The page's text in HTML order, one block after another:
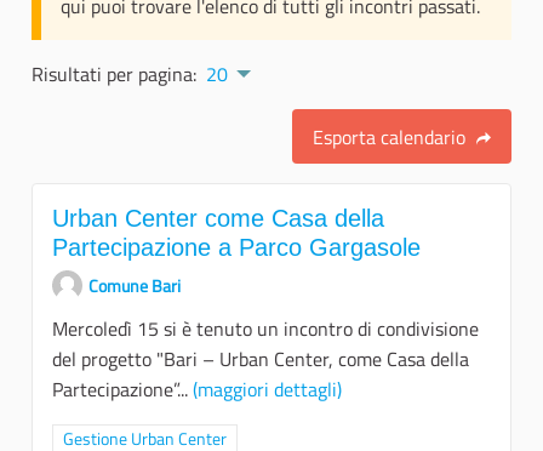
qui puoi trovare l'elenco di tutti gli incontri passati.
Risultati per pagina: 20
Esporta calendario
Urban Center come Casa della
Partecipazione a Parco Gargasole
Comune Bari
Mercoledì 15 si è tenuto un incontro di condivisione
del progetto "Bari – Urban Center, come Casa della
Partecipazione”...(maggiori dettagli)
Filtra i risultati per categoria: Gestione Urban Center
Gestione Urban Center